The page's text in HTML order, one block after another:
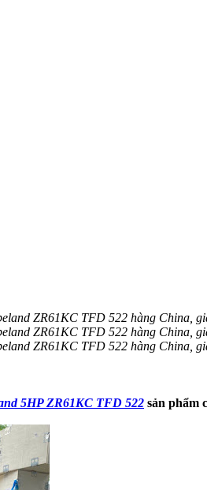
ZR61KC TFD 522 hàng China,
ZR61KC TFD 522 hàng China,
ZR61KC TFD 522 hàng China,
5HP ZR61KC TFD 522 sản phẩm